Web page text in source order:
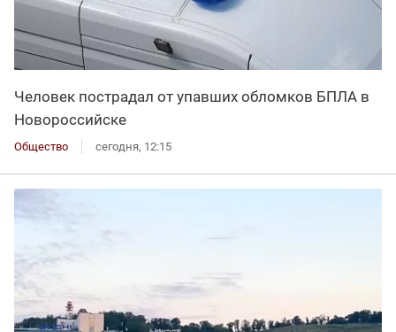
Человек пострадал от упавших обломков БПЛА в
Новороссийске
Общество сегодня, 12:15